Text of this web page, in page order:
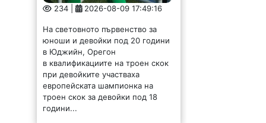
На световното първенство за
юноши и девойки под 20 години
в Юджийн, Орегон
в квалификациите на троен скок
при девойките участваха
европейската шампионка на
троен скок за девойки под 18
години...